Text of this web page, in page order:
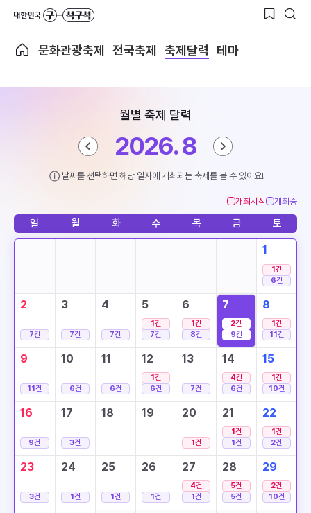
문화관광축제 전국축제 축제달력 테마
월별 축제 달력
2026. 8
날짜를 선택하면 해당 일자에 개최되는 축제를 볼 수 있어요!
개최시작 개최중
일 월 화 수 목 금 토
1
1건
6건
2
7건
3
7건
4
7건
5
1건
7건
6
1건
8건
7
2건
9건
8
1건
11건
9
11건
10
6건
11
6건
12
1건
6건
13
7건
14
4건
6건
15
1건
10건
16
9건
17
3건
18 19 20
1건
21
1건
1건
22
1건
2건
23
3건
24
1건
25
1건
26
1건
27
4건
1건
28
5건
5건
29
2건
10건